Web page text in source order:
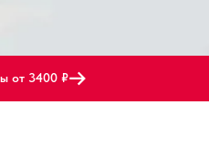
от 3400 ₽